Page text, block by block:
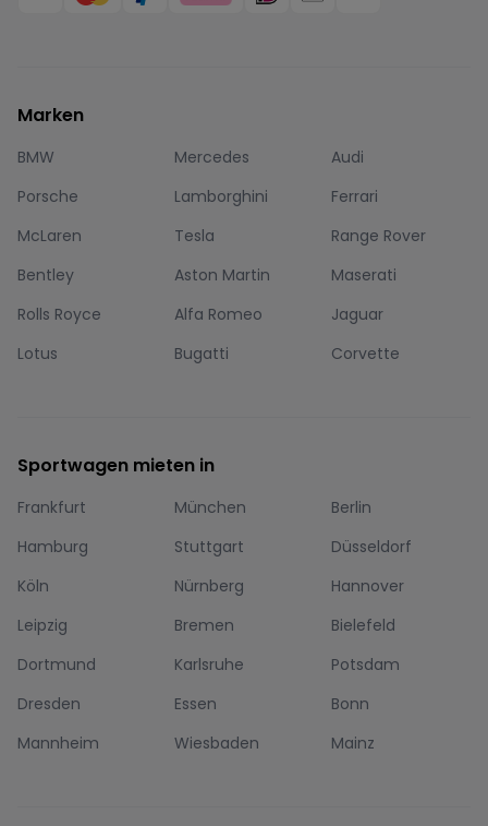
Marken
BMW Mercedes
Audi
Porsche
Lamborghini
Ferrari
McLaren
Tesla
Range Rover
Bentley
Aston Martin
Maserati
Rolls Royce
Alfa Romeo
Jaguar
Lotus
Bugatti Corvette
Sportwagen mieten in
Frankfurt München
Berlin
Hamburg
Stuttgart
Düsseldorf
Köln
Nürnberg
Hannover
Leipzig
Bremen
Bielefeld
Dortmund
Karlsruhe
Potsdam
Dresden
Essen
Bonn
Mannheim
Wiesbaden Mainz